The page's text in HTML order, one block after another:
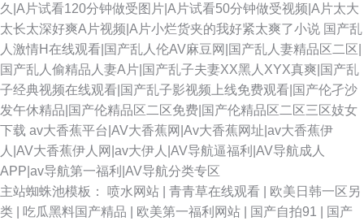
久|A片试看120分钟做受图片|A片试看50分钟做受视频|A片太大
太长太深好爽A片视频|A片小烂货夹的我好紧太爽了小说 国产乱
人激情H在线观看|国产乱人伦AV麻豆网|国产乱人妻精品区二区|
国产乱人偷精品人妻A片|国产乱子夫妻XX黑人XYX真爽|国产乱
子经典视频在线观看|国产乱子影视频上线免费观看|国产伦孑沙
发午休精品|国产伦精品区二区免费|国产伦精品区二区三区妓女
下载 av大香蕉平台|AV大香蕉网|Av大香蕉网址|av大香蕉伊
人|AV大香蕉伊人网|av大伊人|AV导航逼福利|AV导航成人
APP|av导航第一福利|AV导航分类专区
主站蜘蛛池模板： 喷水网站 青青草在线观看
欧美日韩一区另
类
吃瓜黑料国产精品 欧美第一福利网站 国产自拍91 国产